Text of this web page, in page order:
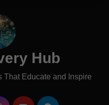
Hub
That Educate and Inspire